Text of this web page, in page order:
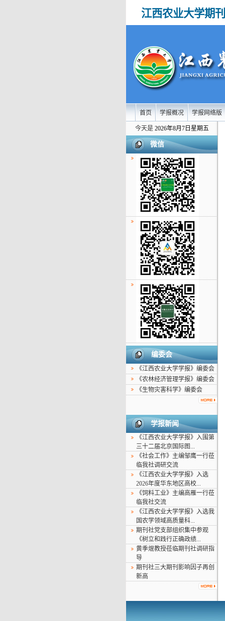
江西农业大学期
首页 学报概况 学报网络版
今天是 2026年8月7日星期五
微信
编委会
《江西农业大学学报》编委会
《农林经济管理学报》编委会
《生物灾害科学》编委会
学报新闻
《江西农业大学学报》入围第
三十二届北京国际图...
《社会工作》主编邹鹰一行莅
临我社调研交流
《江西农业大学学报》入选
2026年度华东地区高校...
《饲料工业》主编高雁一行莅
临我社交流
《江西农业大学学报》入选我
国农学领域高质量科...
期刊社党支部组织集中参观
《树立和践行正确政绩...
黄季焜教授莅临期刊社调研指
导
期刊社三大期刊影响因子再创
新高